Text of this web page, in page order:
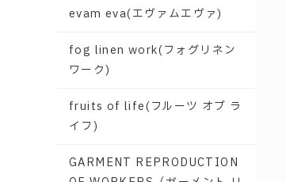
evam eva(エヴァムエヴァ)
fog linen work(フォグリネン
ワーク)
fruits of life(フルーツ オブ ラ
イフ)
GARMENT REPRODUCTION